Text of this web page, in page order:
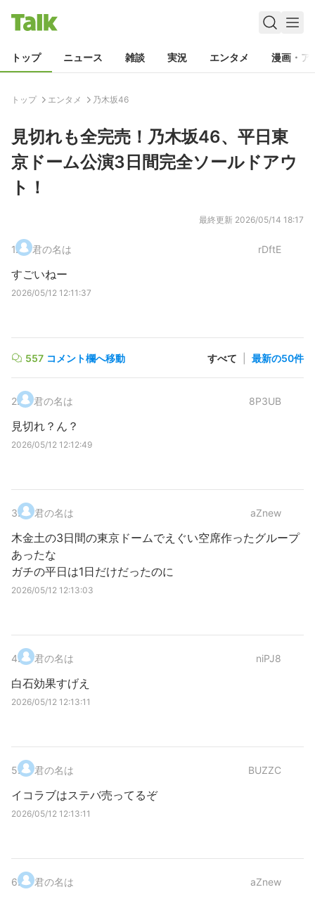
トップ ニュース 雑談 実況 エンタメ 漫画・ア
トップ エンタメ 乃木坂46
見切れも全完売！乃木坂46、平日東
京ドーム公演3日間完全ソールドアウ
ト！
最終更新 2026/05/14 18:17
1. 君の名は rDftE
すごいねー
2026/05/12 12:11:37
557 コメント欄へ移動 すべて 最新の50件
2. 君の名は 8P3UB
見切れ？ん？
2026/05/12 12:12:49
3. 君の名は aZnew
木金土の3日間の東京ドームでえぐい空席作ったグループ
あったな
ガチの平日は1日だけだったのに
2026/05/12 12:13:03
4. 君の名は niPJ8
白石効果すげえ
2026/05/12 12:13:11
5. 君の名は BUZZC
イコラブはステバ売ってるぞ
2026/05/12 12:13:11
6. 君の名は aZnew